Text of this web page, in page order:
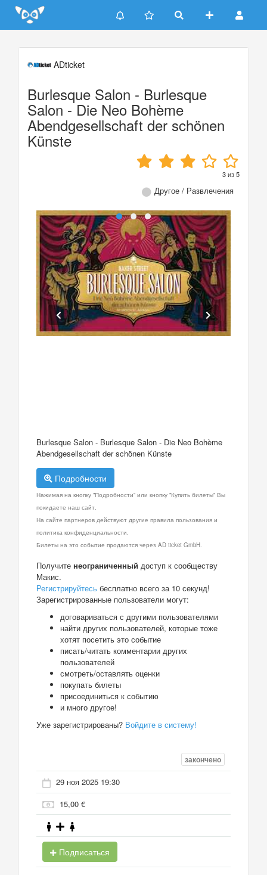
Update cookies preferences
ADticket
Burlesque Salon - Burlesque
Salon - Die Neo Bohème
Abendgesellschaft der schönen
Künste
3из5
Другое / Развлечения
Burlesque Salon - Burlesque Salon - Die Neo Bohème
Abendgesellschaft der schönen Künste
Подробности
Нажимая на кнопку "Подробности" или кнопку "Купить билеты" Вы
покидаете наш сайт.
На сайте партнеров действуют другие правила пользования и
политика конфиденциальности.
Билеты на это событие продаются через AD ticket GmbH.
Получите неограниченный доступ к сообществу
Макис.
Регистрируйтесь бесплатно всего за 10 секунд!
Зарегистрированные пользователи могут:
договариваться с другими пользователями
найти других пользователей, которые тоже
хотят посетить это событие
писать/читать комментарии других
пользователей
смотреть/оставлять оценки
покупать билеты
присоединиться к событию
и много другое!
Уже зарегистрированы? Войдите в систему!
закончено
29 ноя 2025 19:30
15,00 €
Подписаться